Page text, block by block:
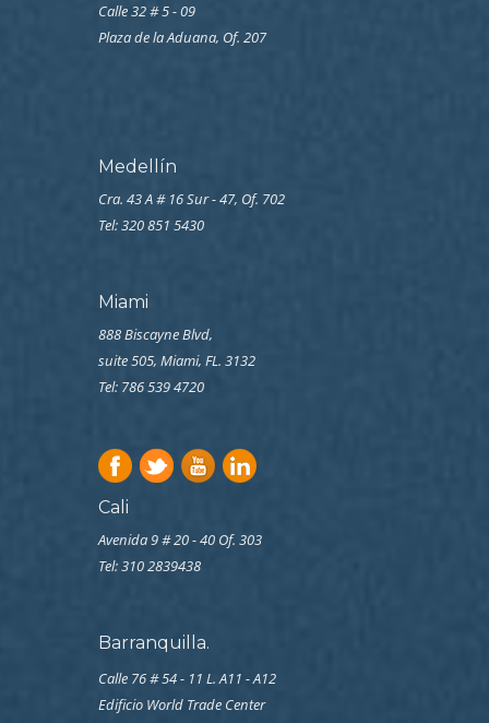
Calle 32 # 5 - 09
Plaza de la Aduana, Of. 207
Medellín
Cra. 43 A # 16 Sur - 47, Of. 702
Tel: 320 851 5430
Miami
888 Biscayne Blvd,
suite 505, Miami, FL. 3132
Tel: 786 539 4720
Cali
Avenida 9 # 20 - 40 Of. 303
Tel:310 2839438
Barranquilla.
Calle 76 # 54 - 11 L. A11 - A12
Edificio World Trade Center